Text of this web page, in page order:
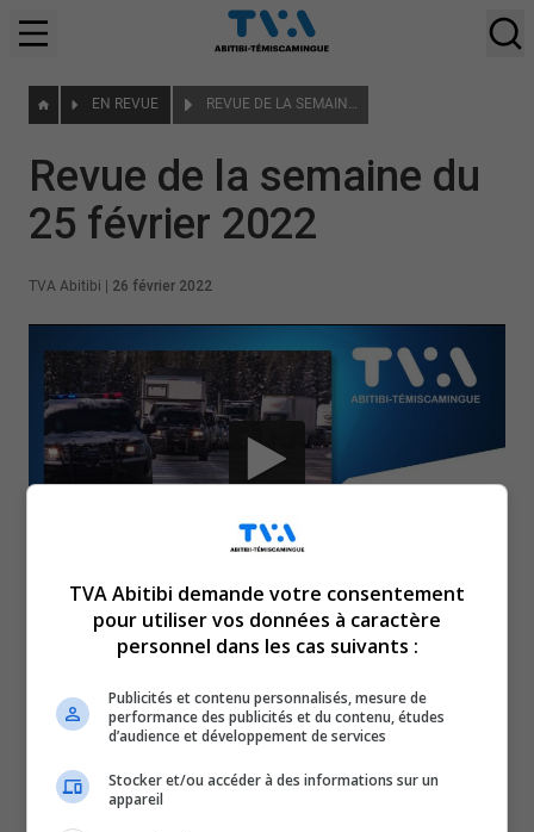
EN REVUE REVUE DE LA SEMAINE DU 25 FÉVRIER 2022
Revue de la semaine du
25 février 2022
TVA Abitibi 26 février 2022
Revue de l’actualité de la
semaine du 21 au 25 février
2022.
TVA Abitibi demande votre consentement
pour utiliser vos données à caractère
personnel dans les cas suivants :
Publicités et contenu personnalisés, mesure de
performance des publicités et du contenu, études
d’audience et développement de services
Stocker et/ou accéder à des informations sur un
appareil